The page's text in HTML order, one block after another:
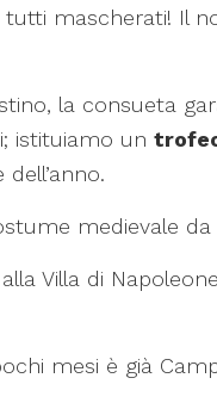
mascherati! Il
la consueta
istituiamo un
medievale da
Villa di
mesi è già